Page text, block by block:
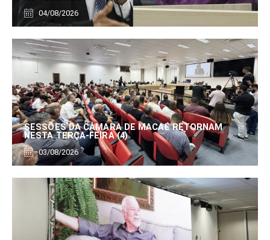
04/08/2026
SESSÕES DA CÂMARA DE MACAÉ RETORNAM
NESTA TERÇA-FEIRA (4)
03/08/2026